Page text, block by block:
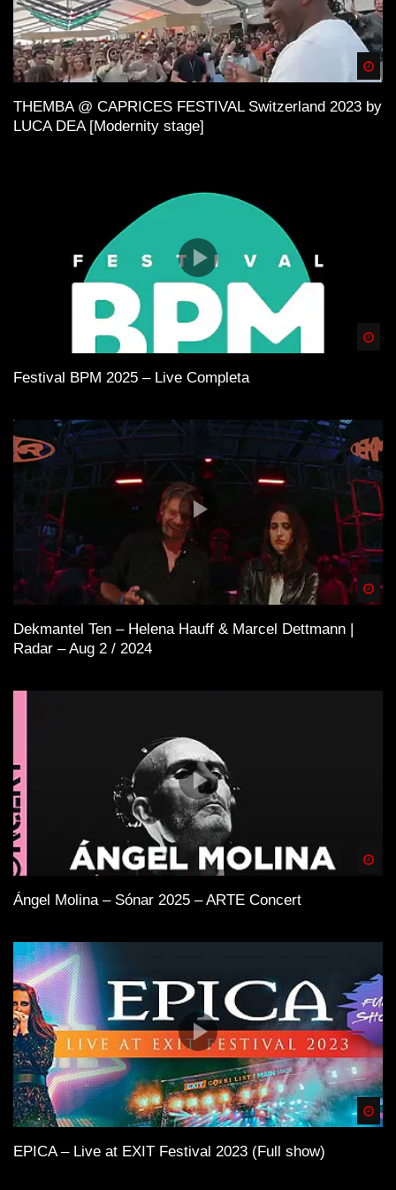
THEMBA @ CAPRICES FESTIVAL Switzerland 2023 by
LUCA DEA [Modernity stage]
Festival BPM 2025 – Live Completa
Dekmantel Ten – Helena Hauff & Marcel Dettmann |
Radar – Aug 2 / 2024
Ángel Molina – Sónar 2025 – ARTE Concert
EPICA – Live at EXIT Festival 2023 (Full show)